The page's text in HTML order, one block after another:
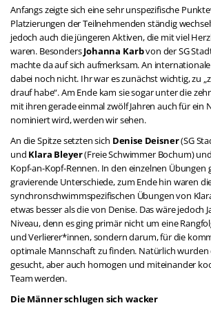
Anfangs zeigte sich eine sehr unspezifische
Platzierungen der Teilnehmenden ständig
jedoch auch die jüngeren Aktiven, die mit viel
waren. BesondersJohanna Karbvon der SG
machte da auf sich aufmerksam. An
dabei noch nicht. Ihr war es zunächst wichtig, zu
drauf habe“. Am Ende kam sie sogar unter die
mit ihren gerade einmal zwölf Jahren auch für ein
nominiert wird, werden wir sehen.
An die Spitze setzten sich Denise Deisner(SG
und Klara Bleyer(Freie Schwimmer Bochum)
Kopf-an-Kopf-Rennen. In den einzelnen Übungen
gravierende Unterschiede, zum Ende hin waren
synchronschwimmspezifischen Übungen von
etwas besser als die von Denise. Das wäre jedoch
Niveau, denn es ging primär nicht um eine
und Verlierer*innen, sondern darum, für die
optimale Mannschaft zu finden. Natürlich
gesucht, aber auch homogen und miteinander
Team werden.
Die Männer schlugen sich wacker